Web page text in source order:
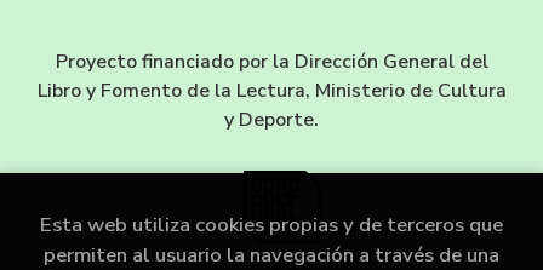
Proyecto financiado por la Dirección General del
Libro y Fomento de la Lectura, Ministerio de Cultura
y Deporte.
Esta web utiliza cookies propias y de terceros que
permiten al usuario la navegación a través de una